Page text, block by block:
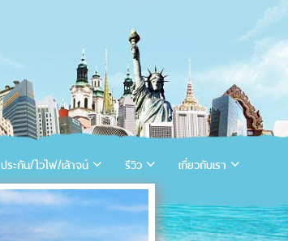
ประกัน/ไวไฟ/เล้าจน์ รีวิว เกี่ยวกับเรา